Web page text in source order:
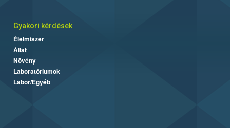
Gyakori kérdések
Élelmiszer
Állat
Növény
Laboratóriumok
Labor/Egyéb